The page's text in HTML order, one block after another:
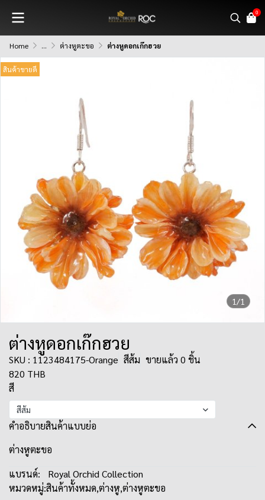
0
Home ... ต่างหูตะขอ ต่างหูดอกเก๊กฮวย
1/1
สินค้าขายดี
ต่างหูดอกเก๊กฮวย
SKU : 1123484175-Orange สีส้ม ขายแล้ว 0 ชิ้น
820 THB
สี
สีส้ม
คำอธิบายสินค้าแบบย่อ
ต่างหูตะขอ
แบรนด์:
Royal Orchid Collection
หมวดหมู่:สินค้าทั้งหมด,ต่างหู,ต่างหูตะขอ